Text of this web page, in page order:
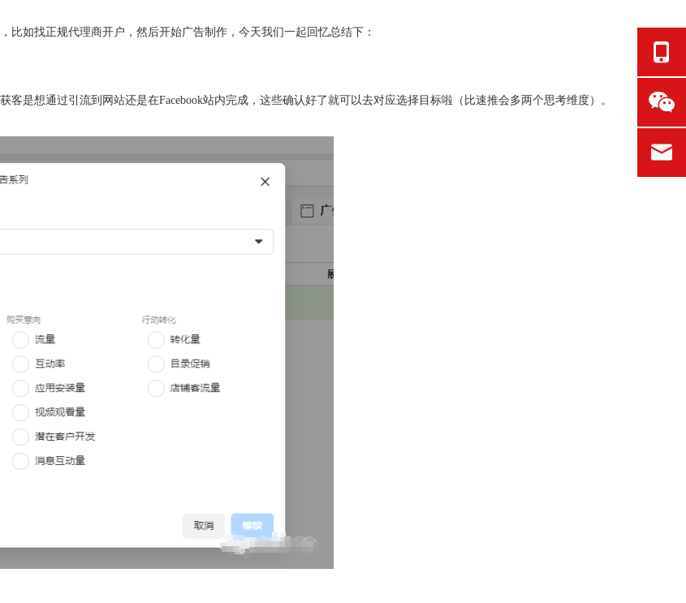
比如找正规代理商开户，然后开始广告制作，今天我们一起回忆总结下：
客是想通过引流到网站还是在Facebook站内完成，这些确认好了就可以去对应选择目标啦（比速推会多两个思考维度）。